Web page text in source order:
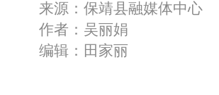
来源：保靖县融媒体中心
作者：吴丽娟
编辑：田家丽